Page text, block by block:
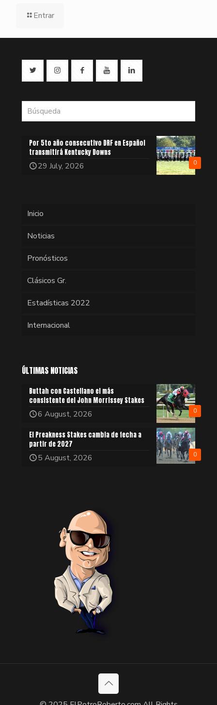
Entrar
0
Por 5to año consecutivo DRF en Español
transmitirá Kentucky Downs
29 July, 2026
Inicio
Noticias
Pronósticos
Clásicos Gr.
Estadísticas 2022
Internacional
ÚLTIMAS NOTICIAS
0
Buttah con Castellano el más
consistente del John Morrissey Stakes
6 August, 2026
0
El Preakness Stakes cambia de fecha a
partir de 2027
5 August, 2026